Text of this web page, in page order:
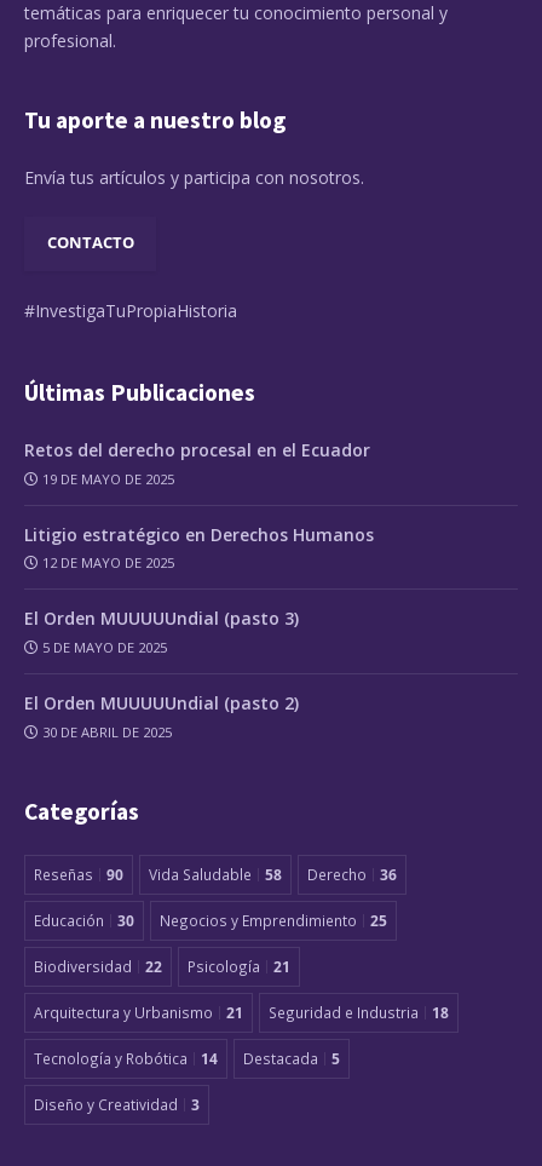
temáticas para enriquecer tu conocimiento personal y
profesional.
Tu aporte a nuestro blog
Envía tus artículos y participa con nosotros.
CONTACTO
#InvestigaTuPropiaHistoria
Últimas Publicaciones
Retos del derecho procesal en el Ecuador
19 DE MAYO DE 2025
Litigio estratégico en Derechos Humanos
12 DE MAYO DE 2025
El Orden MUUUUUndial (pasto 3)
5 DE MAYO DE 2025
El Orden MUUUUUndial (pasto 2)
30 DE ABRIL DE 2025
Categorías
Reseñas 90 Vida Saludable 58 Derecho 36
Educación 30 Negocios y Emprendimiento 25
Biodiversidad 22 Psicología 21
Arquitectura y Urbanismo 21 Seguridad e Industria 18
Tecnología y Robótica 14 Destacada 5
Diseño y Creatividad 3